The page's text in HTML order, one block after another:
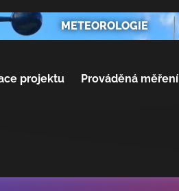
METEOROLOGIE
projektu Prováděná měření